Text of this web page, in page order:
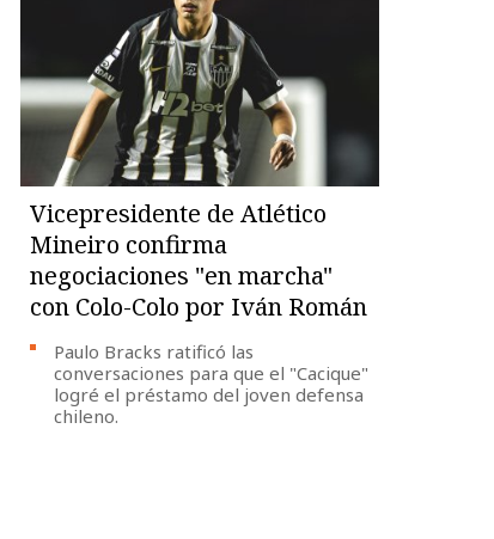
Vicepresidente de Atlético
Mineiro confirma
negociaciones "en marcha"
con Colo-Colo por Iván Román
Paulo Bracks ratificó las
conversaciones para que el "Cacique"
logré el préstamo del joven defensa
chileno.